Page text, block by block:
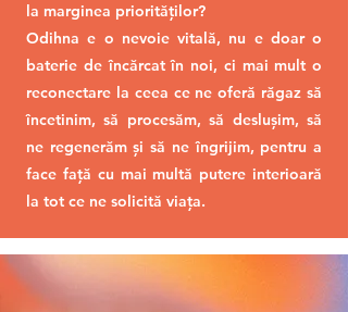
la marginea priorităților?
Odihna e o nevoie vitală, nu e doar o
baterie de încărcat în noi, ci mai mult o
reconectare la ceea ce ne oferă răgaz să
încetinim, să procesăm, să deslușim, să
ne regenerăm și să ne îngrijim, pentru a
face față cu mai multă putere interioară
la tot ce ne solicită viața.